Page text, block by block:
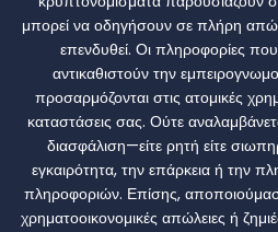
μπορεί να οδηγήσουν σε πλήρη
επενδυθεί. Οι πληροφορίες
αντικαθιστούν την
προσαρμόζονται στις ατομικές
καταστάσεις σας. Ούτε
διασφάλιση—είτε ρητή είτε
εγκαιρότητα, την επάρκεια ή την
πληροφοριών. Επίσης,
χρηματοοικονομικές απώλειες ή